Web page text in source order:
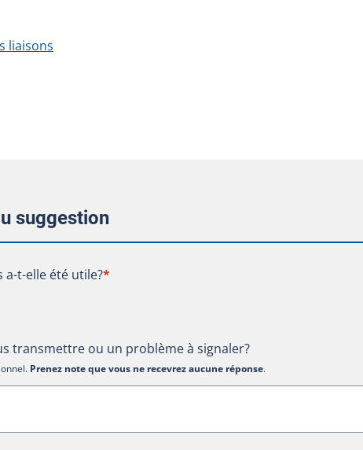
liaisons
suggestion
a-t-elle été utile?
a-t-elle été utile?*
transmettre ou un problème à signaler?
Prenez note que vous ne recevrez aucune réponse.